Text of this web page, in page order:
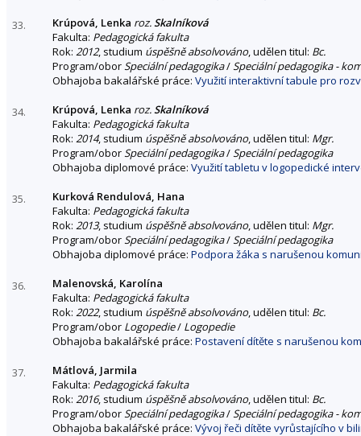
33. Krúpová, Lenka roz.Skalníková
Fakulta: Pedagogická fakulta
Rok: 2012, studium úspěšně absolvováno, udělen titul: Bc.
Program/oborSpeciální pedagogika/Speciální pedagogika -
Obhajoba bakalářské práce: Využití interaktivní tabule pro
34. Krúpová, Lenka roz.Skalníková
Fakulta: Pedagogická fakulta
Rok: 2014, studium úspěšně absolvováno, udělen titul: Mgr.
Program/oborSpeciální pedagogika/Speciální pedagogika
Obhajoba diplomové práce: Využití tabletu v logopedické
35.
Kurková Rendulová, Hana
Fakulta: Pedagogická fakulta
Rok: 2013, studium úspěšně absolvováno, udělen titul: Mgr.
Program/oborSpeciální pedagogika/Speciální pedagogika
Obhajoba diplomové práce: Podpora žáka s narušenou
36.
Malenovská, Karolína
Fakulta: Pedagogická fakulta
Rok: 2022, studium úspěšně absolvováno, udělen titul: Bc.
Program/obor Logopedie/ Logopedie
Obhajoba bakalářské práce: Postavení dítěte s narušenou
37.
Mátlová, Jarmila
Fakulta: Pedagogická fakulta
Rok: 2016, studium úspěšně absolvováno, udělen titul: Bc.
Program/oborSpeciální pedagogika/Speciální pedagogika -
Obhajoba bakalářské práce: Vývoj řeči dítěte vyrůstajícího v